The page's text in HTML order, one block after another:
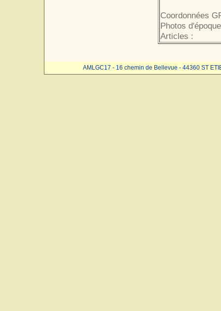
Coordonnées
Photos
Articles :
AMLGC17 - 16 chemin de Bellevue - 44360 ST